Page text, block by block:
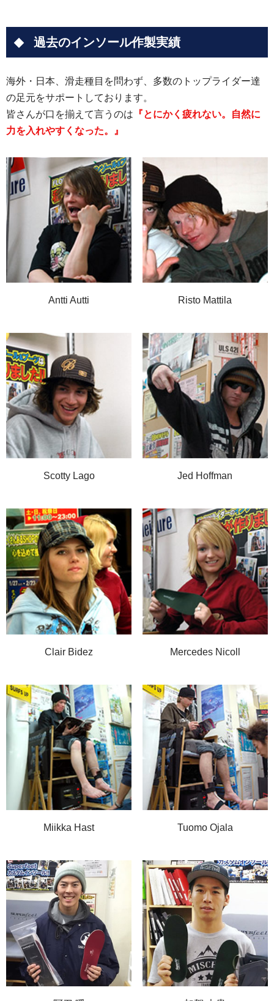
過去のインソール作製実績
海外・日本、滑走種目を問わず、多数のトップライダー達
の足元をサポートしております。
皆さんが口を揃えて言うのは 『とにかく疲れない。自然に
力を入れやすくなった。』
Antti Autti Risto Mattila
Scotty Lago Jed Hoffman
Clair Bidez Mercedes Nicoll
Miikka Hast Tuomo Ojala